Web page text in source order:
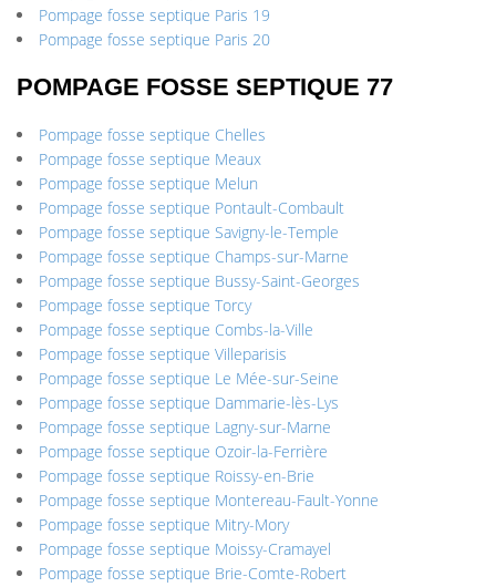
Pompage fosse septique Paris 19
Pompage fosse septique Paris 20
POMPAGE FOSSE SEPTIQUE 77
Pompage fosse septique Chelles
Pompage fosse septique Meaux
Pompage fosse septique Melun
Pompage fosse septique Pontault-Combault
Pompage fosse septique Savigny-le-Temple
Pompage fosse septique Champs-sur-Marne
Pompage fosse septique Bussy-Saint-Georges
Pompage fosse septique Torcy
Pompage fosse septique Combs-la-Ville
Pompage fosse septique Villeparisis
Pompage fosse septique Le Mée-sur-Seine
Pompage fosse septique Dammarie-lès-Lys
Pompage fosse septique Lagny-sur-Marne
Pompage fosse septique Ozoir-la-Ferrière
Pompage fosse septique Roissy-en-Brie
Pompage fosse septique Montereau-Fault-Yonne
Pompage fosse septique Mitry-Mory
Pompage fosse septique Moissy-Cramayel
Pompage fosse septique Brie-Comte-Robert